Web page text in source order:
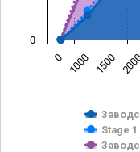
Stage
0 1000 1500
0